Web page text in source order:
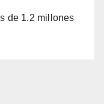
de 1.2 millones